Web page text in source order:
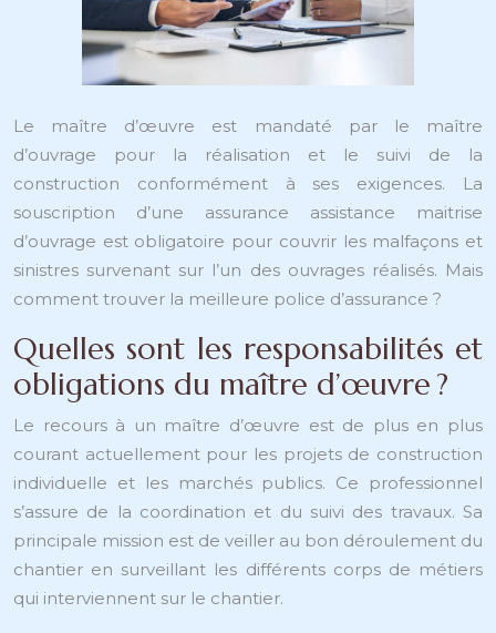
Le maître d’œuvre est mandaté par le maître
d’ouvrage pour la réalisation et le suivi de la
construction conformément à ses exigences. La
souscription d’une assurance assistance maitrise
d’ouvrage est obligatoire pour couvrir les malfaçons et
sinistres survenant sur l’un des ouvrages réalisés. Mais
comment trouver la meilleure police d’assurance ?
Quelles sont les responsabilités et
obligations du maître d’œuvre ?
Le recours à un maître d’œuvre est de plus en plus
courant actuellement pour les projets de construction
individuelle et les marchés publics. Ce professionnel
s’assure de la coordination et du suivi des travaux. Sa
principale mission est de veiller au bon déroulement du
chantier en surveillant les différents corps de métiers
qui interviennent sur le chantier.